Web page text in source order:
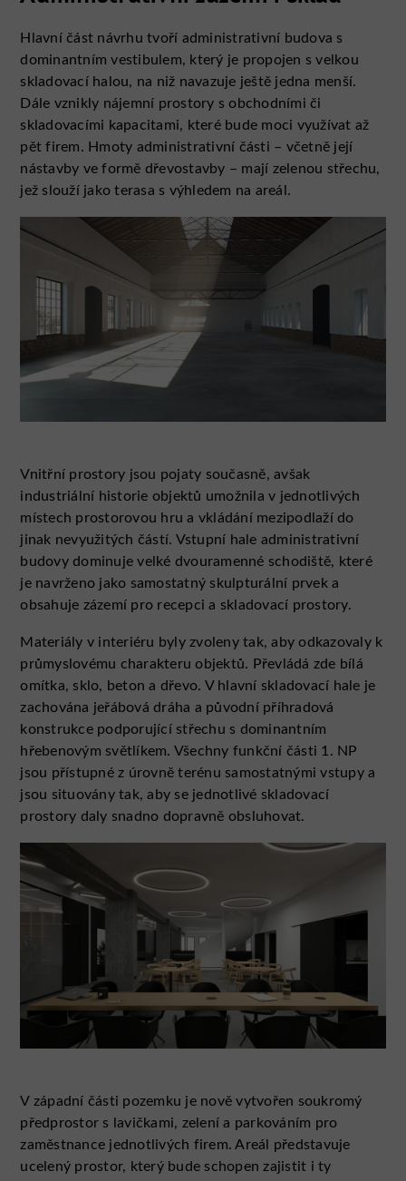
Hlavní část návrhu tvoří administrativní budova s
dominantním vestibulem, který je propojen s velkou
skladovací halou, na niž navazuje ještě jedna menší.
Dále vznikly nájemní prostory s obchodními či
skladovacími kapacitami, které bude moci využívat až
pět firem. Hmoty administrativní části – včetně její
nástavby ve formě dřevostavby – mají zelenou střechu,
jež slouží jako terasa s výhledem na areál.
Vnitřní prostory jsou pojaty současně, avšak
industriální historie objektů umožnila v jednotlivých
místech prostorovou hru a vkládání mezipodlaží do
jinak nevyužitých částí. Vstupní hale administrativní
budovy dominuje velké dvouramenné schodiště, které
je navrženo jako samostatný skulpturální prvek a
obsahuje zázemí pro recepci a skladovací prostory.
Materiály v interiéru byly zvoleny tak, aby odkazovaly k
průmyslovému charakteru objektů. Převládá zde bílá
omítka, sklo, beton a dřevo. V hlavní skladovací hale je
zachována jeřábová dráha a původní příhradová
konstrukce podporující střechu s dominantním
hřebenovým světlíkem. Všechny funkční části 1. NP
jsou přístupné z úrovně terénu samostatnými vstupy a
jsou situovány tak, aby se jednotlivé skladovací
prostory daly snadno dopravně obsluhovat.
V západní části pozemku je nově vytvořen soukromý
předprostor s lavičkami, zelení a parkováním pro
zaměstnance jednotlivých firem. Areál představuje
ucelený prostor, který bude schopen zajistit i ty